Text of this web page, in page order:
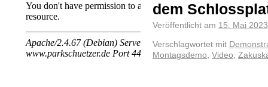
dem
Veröffentlicht am 15. Mai 2023
Verschlagwortet mit
Montagsdemo, Video,